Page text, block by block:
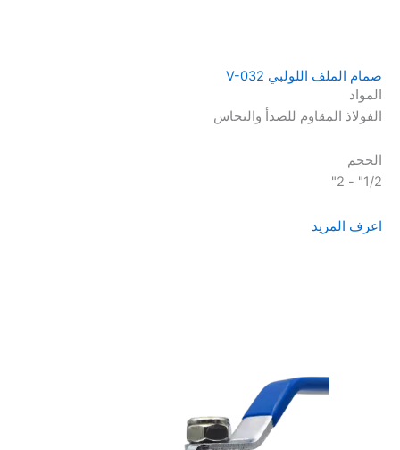
صمام الملف اللولبي V-032
المواد
الفولاذ المقاوم للصدأ والنحاس
الحجم
1/2" - 2"
اعرف المزيد